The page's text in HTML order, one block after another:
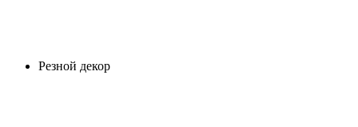
Резной декор